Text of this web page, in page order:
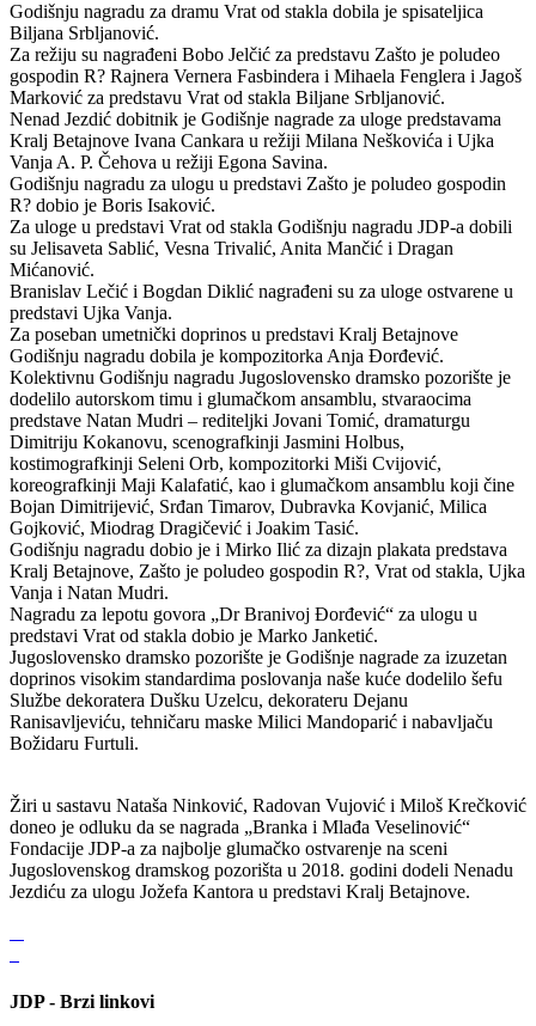
Godišnju nagradu za dramu Vrat od stakla dobila je spisateljica
Biljana Srbljanović.
Za režiju su nagrađeni Bobo Jelčić za predstavu Zašto je poludeo
gospodin R? Rajnera Vernera Fasbindera i Mihaela Fenglera i Jagoš
Marković za predstavu Vrat od stakla Biljane Srbljanović.
Nenad Jezdić dobitnik je Godišnje nagrade za uloge predstavama
Kralj Betajnove Ivana Cankara u režiji Milana Neškovića i Ujka
Vanja A. P. Čehova u režiji Egona Savina.
Godišnju nagradu za ulogu u predstavi Zašto je poludeo gospodin
R? dobio je Boris Isaković.
Za uloge u predstavi Vrat od stakla Godišnju nagradu JDP-a dobili
su Jelisaveta Sablić, Vesna Trivalić, Anita Mančić i Dragan
Mićanović.
Branislav Lečić i Bogdan Diklić nagrađeni su za uloge ostvarene u
predstavi Ujka Vanja.
Za poseban umetnički doprinos u predstavi Kralj Betajnove
Godišnju nagradu dobila je kompozitorka Anja Đorđević.
Kolektivnu Godišnju nagradu Jugoslovensko dramsko pozorište je
dodelilo autorskom timu i glumačkom ansamblu, stvaraocima
predstave Natan Mudri – rediteljki Jovani Tomić, dramaturgu
Dimitriju Kokanovu, scenografkinji Jasmini Holbus,
kostimografkinji Seleni Orb, kompozitorki Miši Cvijović,
koreografkinji Maji Kalafatić, kao i glumačkom ansamblu koji čine
Bojan Dimitrijević, Srđan Timarov, Dubravka Kovjanić, Milica
Gojković, Miodrag Dragičević i Joakim Tasić.
Godišnju nagradu dobio je i Mirko Ilić za dizajn plakata predstava
Kralj Betajnove, Zašto je poludeo gospodin R?, Vrat od stakla, Ujka
Vanja i Natan Mudri.
Nagradu za lepotu govora „Dr Branivoj Đorđević“ za ulogu u
predstavi Vrat od stakla dobio je Marko Janketić.
Jugoslovensko dramsko pozorište je Godišnje nagrade za izuzetan
doprinos visokim standardima poslovanja naše kuće dodelilo šefu
Službe dekoratera Dušku Uzelcu, dekorateru Dejanu
Ranisavljeviću, tehničaru maske Milici Mandoparić i nabavljaču
Božidaru Furtuli.
Žiri u sastavu Nataša Ninković, Radovan Vujović i Miloš Krečković
doneo je odluku da se nagrada „Branka i Mlađa Veselinović“
Fondacije JDP-a za najbolje glumačko ostvarenje na sceni
Jugoslovenskog dramskog pozorišta u 2018. godini dodeli Nenadu
Jezdiću za ulogu Jožefa Kantora u predstavi Kralj Betajnove.
JDP - Brzi linkovi